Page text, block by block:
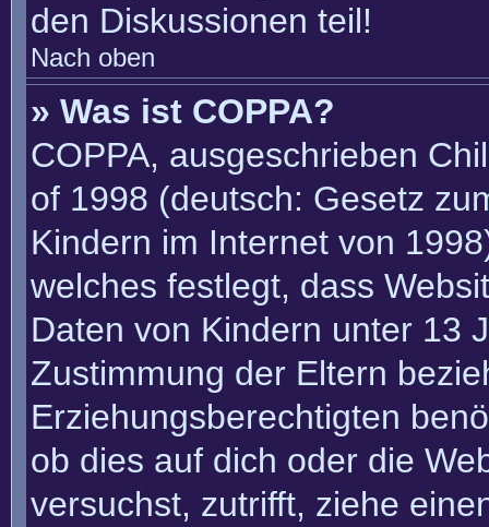
den Diskussionen teil!
Nach oben
» Was ist COPPA?
COPPA, ausgeschrieben
of 1998 (deutsch: Gesetz
Kindern im Internet von
welches festlegt, dass
Daten von Kindern unter 13
Zustimmung der Eltern
Erziehungsberechtigten
ob dies auf dich oder die
versuchst, zutrifft, ziehe